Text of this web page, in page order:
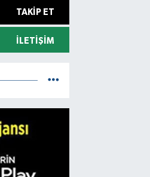
TAKIP ET
İLETIŞIM